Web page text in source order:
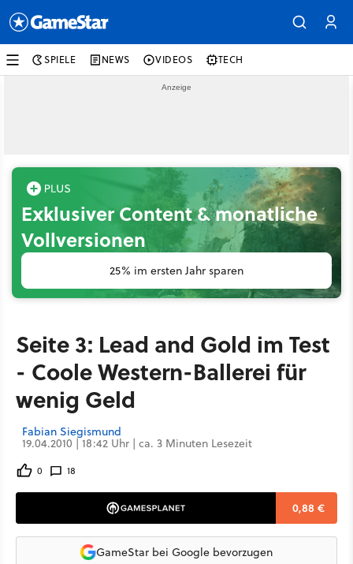
SPIELE NEWS VIDEOS TECH
Exklusiver Content & monatliche
Vollversionen
25% im ersten Jahr sparen
Seite 3: Lead and Gold im Test
- Coole Western-Ballerei für
wenig Geld
Fabian Siegismund
19.04.2010 | 18:42 Uhr | ca. 3 Minuten Lesezeit
0 18
0,88 €
GameStar bei Google bevorzugen